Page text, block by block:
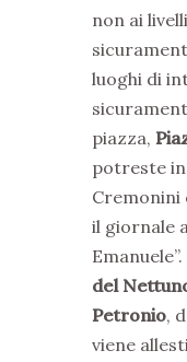
non ai
luoghi di
piazza,
potreste
Cremonini
il giornale
del
Petronio,
viene